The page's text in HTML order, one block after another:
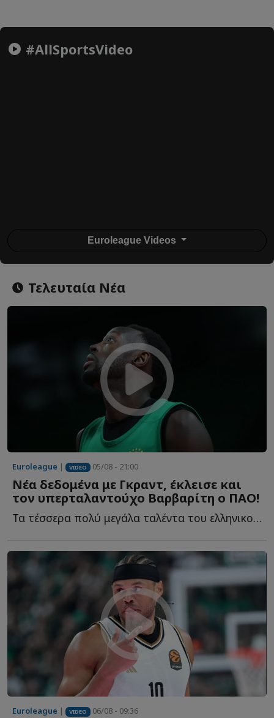
#AllSportsVideo
Euroleague Videos
Τελευταία Νέα
Euroleague | VIDEO 05/08 - 21:00
Νέα δεδομένα με Γκραντ, έκλεισε και
τον υπερταλαντούχο Βαρβαρίτη ο ΠΑΟ!
Τα τέσσερα πολύ μεγάλα ταλέντα του ελληνικού μπάσκετ, η...
Euroleague | VIDEO 06/08 - 09:36